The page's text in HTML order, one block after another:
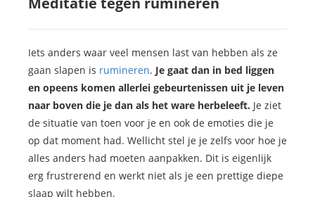
Iets anders waar veel mensen last van hebben als ze
gaan slapen is rumineren. Je gaat dan in bed liggen
en opeens komen allerlei gebeurtenissen uit je leven
naar boven die je dan als het ware herbeleeft. Je ziet
de situatie van toen voor je en ook de emoties die je
op dat moment had. Wellicht stel je je zelfs voor hoe je
alles anders had moeten aanpakken. Dit is eigenlijk
erg frustrerend en werkt niet als je een prettige diepe
slaap wilt hebben.